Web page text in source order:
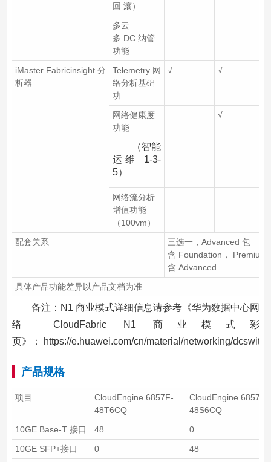
回 滚）
多云
多 DC 纳管
功能
iMaster Fabricinsight 分
析器
Telemetry 网
络分析基础
功
√ √
网络健康度
功能
（智能
运维 1-3-
5）
√
网络流分析
增值功能
（100vm）
配套关系
三选一，Advanced 包
含 Foundation， Premium
含 Advanced
具体产品功能差异以产品文档为准
备注：N1 商业模式详细信息请参考《华为数据中心网
络 CloudFabric N1 商业模式彩
页》： https://e.huawei.com/cn/material/networking/
产品规格
项目
CloudEngine 6857F-
48T6CQ
CloudEngine 6857F-
48S6CQ
10GE Base-T 接口
48
0
10GE SFP+接口
0
48